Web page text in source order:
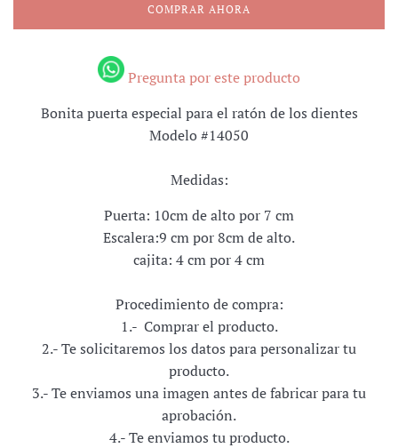
COMPRAR AHORA
Pregunta por este producto
Bonita puerta especial para el ratón de los dientes
Modelo #14050
Medidas:
Puerta: 10cm de alto por 7 cm
Escalera:9 cm por 8cm de alto.
cajita: 4 cm por 4 cm
Procedimiento de compra:
1.- Comprar el producto.
2.- Te solicitaremos los datos para personalizar tu
producto.
3.- Te enviamos una imagen antes de fabricar para tu
aprobación.
4.- Te enviamos tu producto.